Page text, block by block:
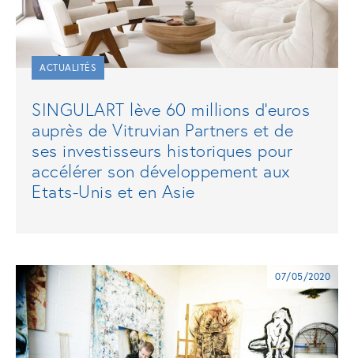
ACTUALITÉS
SINGULART lève 60 millions d’euros
auprès de Vitruvian Partners et de
ses investisseurs historiques pour
accélérer son développement aux
Etats-Unis et en Asie
07/05/2020